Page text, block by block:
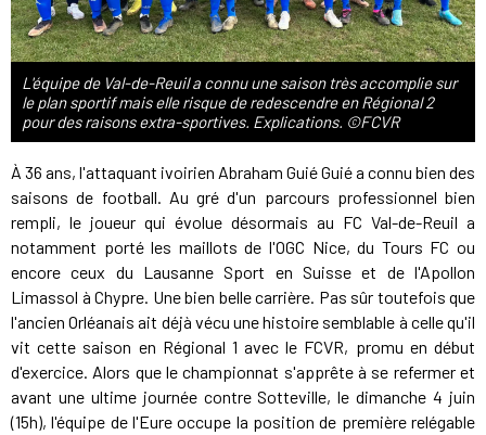
L'équipe de Val-de-Reuil a connu une saison très accomplie sur
le plan sportif mais elle risque de redescendre en Régional 2
pour des raisons extra-sportives. Explications. ©FCVR
À 36 ans, l'attaquant ivoirien Abraham Guié Guié a connu bien des
saisons de football. Au gré d'un parcours professionnel bien
rempli, le joueur qui évolue désormais au FC Val-de-Reuil a
notamment porté les maillots de l'OGC Nice, du Tours FC ou
encore ceux du Lausanne Sport en Suisse et de l'Apollon
Limassol à Chypre. Une bien belle carrière. Pas sûr toutefois que
l'ancien Orléanais ait déjà vécu une histoire semblable à celle qu'il
vit cette saison en Régional 1 avec le FCVR, promu en début
d'exercice. Alors que le championnat s'apprête à se refermer et
avant une ultime journée contre Sotteville, le dimanche 4 juin
(15h), l'équipe de l'Eure occupe la position de première relégable